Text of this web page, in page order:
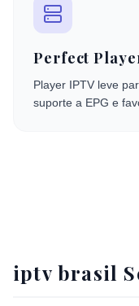
Perfect
Player IPTV leve
suporte a EPG e
iptv brasil